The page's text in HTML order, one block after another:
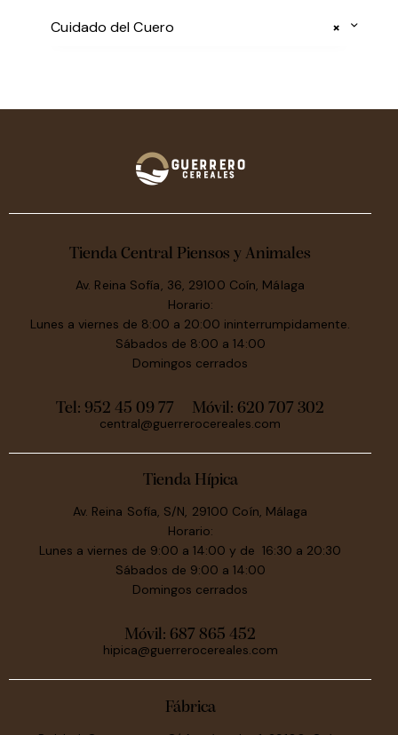
×
Cuidado del Cuero
Tienda Central Piensos y Animales
Av. Reina Sofía, 36, 29100 Coín, Málaga
Horario:
Lunes a viernes de 8:00 a 20:00 ininterrumpidamente.
Sábados de 8:00 a 14:00
Domingos cerrados
Tel: 952 45 09 77 Móvil: 620 707 302
central@guerrerocereales.com
Tienda Hípica
Av. Reina Sofía, S/N, 29100 Coín, Málaga
Horario:
Lunes a viernes de 9:00 a 14:00 y de 16:30 a 20:30
Sábados de 9:00 a 14:00
Domingos cerrados
Móvil: 687 865 452
hipica@guerrerocereales.com
Fábrica